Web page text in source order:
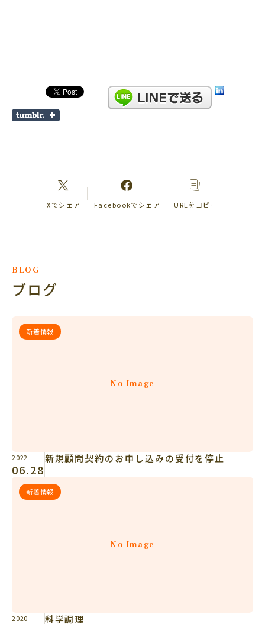
Xでシェア Facebookでシェア URLをコピー
BLOG
ブログ
No Image
新着情報
2022
06.28
新規顧問契約のお申し込みの受付を停止
No Image
新着情報
2020 科学調理